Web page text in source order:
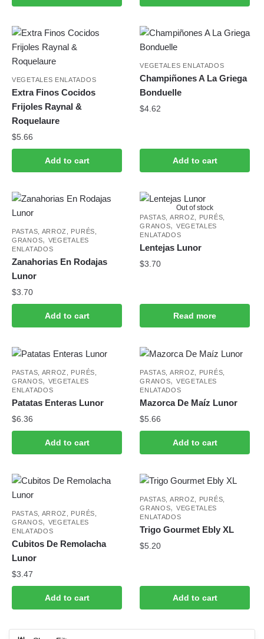
VEGETALES ENLATADOS
Extra Finos Cocidos
Frijoles Raynal &
Roquelaure
$5.66
Add to cart
VEGETALES ENLATADOS
Champiñones A La Griega
Bonduelle
$4.62
Add to cart
PASTAS, ARROZ, PURÉS,
GRANOS, VEGETALES
ENLATADOS
Zanahorias En Rodajas
Lunor
$3.70
Add to cart
Out of stock
PASTAS, ARROZ, PURÉS,
GRANOS, VEGETALES
ENLATADOS
Lentejas Lunor
$3.70
Read more
PASTAS, ARROZ, PURÉS,
GRANOS, VEGETALES
ENLATADOS
Patatas Enteras Lunor
$6.36
Add to cart
PASTAS, ARROZ, PURÉS,
GRANOS, VEGETALES
ENLATADOS
Mazorca De Maíz Lunor
$5.66
Add to cart
PASTAS, ARROZ, PURÉS,
GRANOS, VEGETALES
ENLATADOS
Cubitos De Remolacha
Lunor
$3.47
Add to cart
PASTAS, ARROZ, PURÉS,
GRANOS, VEGETALES
ENLATADOS
Trigo Gourmet Ebly XL
$5.20
Add to cart